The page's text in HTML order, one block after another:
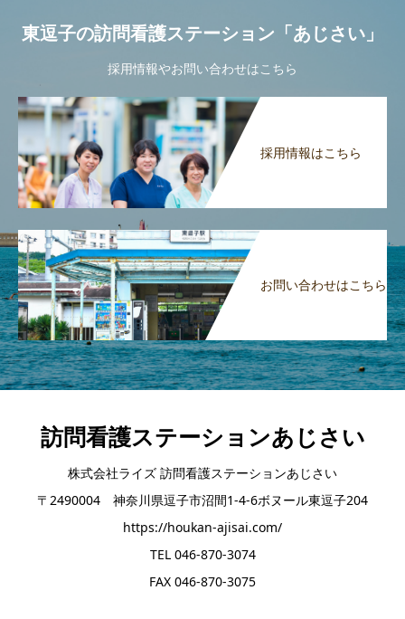
東逗子の訪問看護ステーション「あじさい」
採用情報やお問い合わせはこちら
採用情報はこちら
お問い合わせはこちら
訪問看護ステーションあじさい
株式会社ライズ 訪問看護ステーションあじさい
〒2490004 神奈川県逗子市沼間1-4-6ボヌール東逗子204
https://houkan-ajisai.com/
TEL 046-870-3074
FAX 046-870-3075